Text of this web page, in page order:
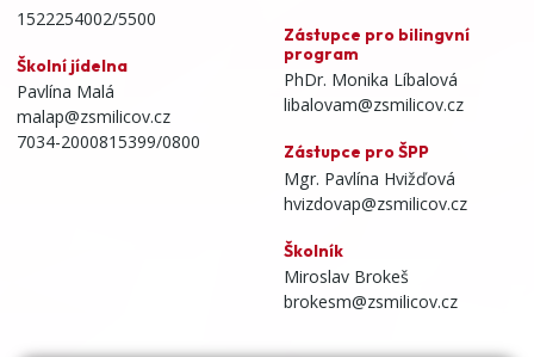
1522254002/5500
Školní jídelna
Pavlína Malá
malap@zsmilicov.cz
7034-2000815399/0800
Zástupce pro bilingvní
program
PhDr. Monika Líbalová
libalovam@zsmilicov.cz
Zástupce pro ŠPP
Mgr. Pavlína Hvižďová
hvizdovap@zsmilicov.cz
Školník
Miroslav Brokeš
brokesm@zsmilicov.cz